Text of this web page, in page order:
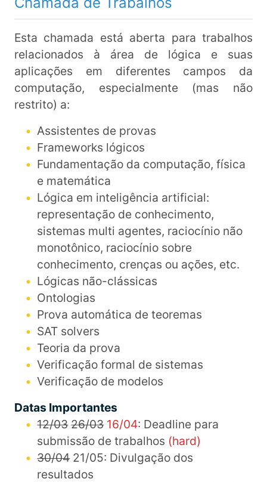
Esta chamada está aberta para trabalhos
relacionados à área de lógica e suas
aplicações em diferentes campos da
computação, especialmente (mas não
restrito) a:
Assistentes de provas
Frameworks lógicos
Fundamentação da computação, física
e matemática
Lógica em inteligência artificial:
representação de conhecimento,
sistemas multi agentes, raciocínio não
monotônico, raciocínio sobre
conhecimento, crenças ou ações, etc.
Lógicas não-clássicas
Ontologias
Prova automática de teoremas
SAT solvers
Teoria da prova
Verificação formal de sistemas
Verificação de modelos
Datas Importantes
12/03 26/03 16/04: Deadline para
submissão de trabalhos (hard)
30/0421/05: Divulgação dos
resultados